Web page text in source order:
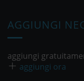
AGGIUNGI
aggiungi
aggiungi ora